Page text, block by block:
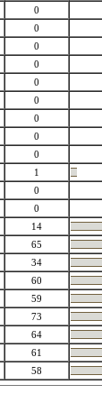
0
0
0
0
0
0
0
0
0
1
0
0
14
65
34
60
59
73
64
61
58